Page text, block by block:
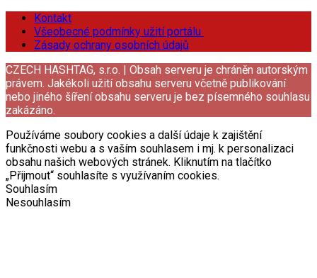
Kontakt
Všeobecné podmínky užití portálu
Zásady ochrany osobních údajů
CZECH HASHTAG, s.r.o. | Obsah serveru je chráněn autorským
právem. Jakékoli užití obsahu serveru včetně publikování
nebo jiného šíření obsahu serveru je bez písemného souhlasu
zakázáno.
Používáme soubory cookies a další údaje k zajištění
funkčnosti webu a s vaším souhlasem i mj. k personalizaci
obsahu našich webových stránek. Kliknutím na tlačítko
„Přijmout“ souhlasíte s využívaním cookies.
Souhlasím
Nesouhlasím